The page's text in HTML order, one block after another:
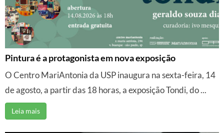
Pintura é a protagonista em nova exposição
O Centro MariAntonia da USP inaugura na sexta-feira, 14
de agosto, a partir das 18 horas, a exposição Tondi, do ...
Leia mais